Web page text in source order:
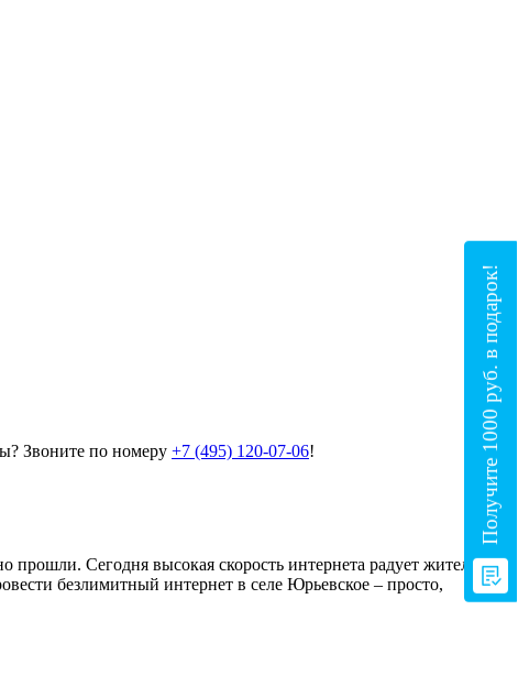
Звоните по номеру +7 (495) 120-07-06!
Сегодня высокая скорость интернета радует жителей ,
безлимитный интернет в селе Юрьевское – просто,
Получите 1000 руб. в подарок!